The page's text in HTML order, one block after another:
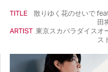
TITLE
散りゆく花のせいで
田
ARTIST 東京スカパラダイスオ
ス